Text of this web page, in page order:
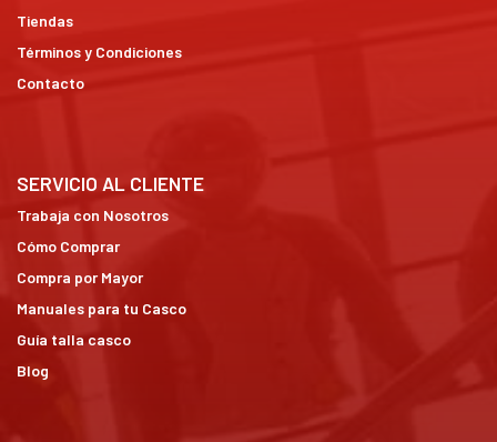
Tiendas
Términos y Condiciones
Contacto
SERVICIO AL CLIENTE
Trabaja con Nosotros
Cómo Comprar
Compra por Mayor
Manuales para tu Casco
Guía talla casco
Blog